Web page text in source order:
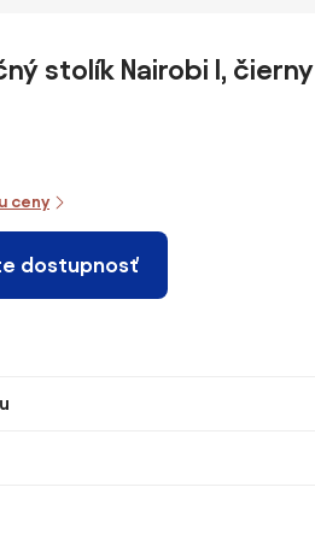
stolík Nairobi I, čierny
ceny
dostupnosť